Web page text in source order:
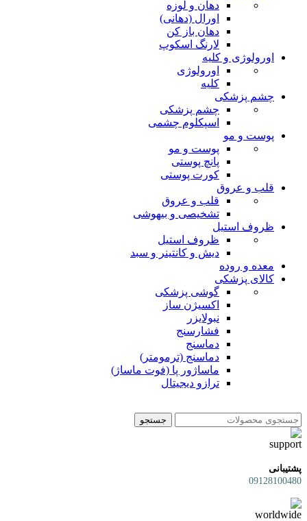
دهان و لوزه
اورال (دهانی)
دهان باز کن
لارنگ اسکوپ
اورولوژی و کلیه
اورولوژی
کلیه
چشم پزشکی
چشم پزشکی
اسپکلوم چشمی
پوست و مو
پوست و مو
پانچ پوستی
کورت پوستی
قلب و عروق
قلب و عروق
تشخیصی و بیهوشی
ظروف استیل
ظروف استیل
دیش و کانتینر و سبد
معده و روده
کالای پزشکی
گوشی پزشکی
اکسیژن ساز
نبولایزر
فشارسنج
دماسنج
دماسنج (ترمومتر)
ماساژور پا (فوت ماساژ)
ترازو دیجیتال
جستجو
پشتیبانی
09128100480